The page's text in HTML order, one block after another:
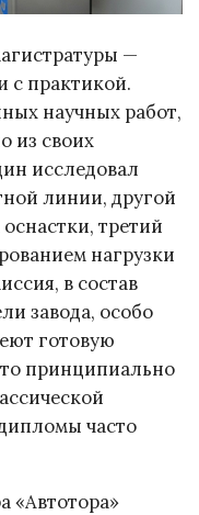
—
с практикой.
научных работ,
из своих
исследовал
линии, другой
третий
нагрузки
в состав
завода, особо
готовую
принципиально
часто
«Автотора»